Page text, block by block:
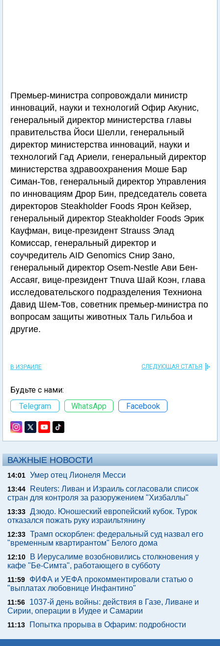
Премьер-министра сопровождали министр
инноваций, науки и технологий Офир Акунис,
генеральный директор министерства главы
правительства Йоси Шелли, генеральный
директор министерства инноваций, науки и
технологий Гад Ариели, генеральный директор
министерства здравоохранения Моше Бар
Симан-Тов, генеральный директор Управления
по инновациям Дрор Бин, председатель совета
директоров Steakholder Foods Ярон Кейзер,
генеральный директор Steakholder Foods Эрик
Кауфман, вице-президент Strauss Элад
Комиссар, генеральный директор и
соучредитель AID Genomics Снир Зано,
генеральный директор Osem-Nestle Ави Бен-
Ассаяг, вице-президент Tnuva Шай Коэн, глава
исследовательского подразделения Техниона
Давид Шем-Тов, советник премьер-министра по
вопросам защиты животных Таль Гильбоа и
другие.
В ИЗРАИЛЕ СЛЕДУЮЩАЯ СТАТЬЯ
Будьте с нами:
Telegram
WhatsApp Facebook
ВАЖНЫЕ НОВОСТИ
14:01 Умер отец Лионеля Месси
13:44
Reuters: Ливан и Израиль согласовали список
стран для контроля за разоружением "Хизбаллы"
13:33 Дзюдо. Юношеский европейский кубок. Турок
отказался пожать руку израильтянину
12:33 Трамп оскорблен: федеральный суд назвал его
"временным квартирантом" Белого дома
12:10
В Иерусалиме возобновились столкновения у
кафе "Бе-Симта", работающего в субботу
11:59
ФИФА и УЕФА прокомментировали статью о
"выплатах любовнице Инфантино"
11:56
1037-й день войны: действия в Газе, Ливане и
Сирии, операции в Иудее и Самарии
11:13 Попытка прорыва в Офарим: подробности